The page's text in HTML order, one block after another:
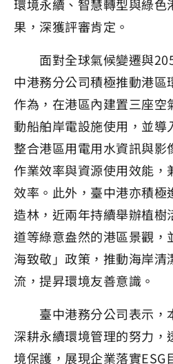
環境永續、智慧轉型與綠色
果，深獲評審肯定。
面對全球氣候變遷與
中港務分公司積極推動港區
作為，在港區內建置三座空
動船舶岸電設施使用，並導
整合港區用電用水資訊與
作業效率與資源使用效能，
效率。此外，臺中港亦積
造林，近兩年持續舉辦植樹
道等綠意盎然的港區景觀，
海致敬」政策，推動海岸清
流，提昇環境友善意識。
臺中港務分公司表示，
深耕永續環境管理的努力，
境保護，展現企業落實ESG